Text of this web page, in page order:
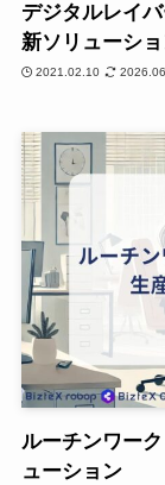
デジタルレイ
新ソリューシ
2021.02.10
ルーチンワー
ューション